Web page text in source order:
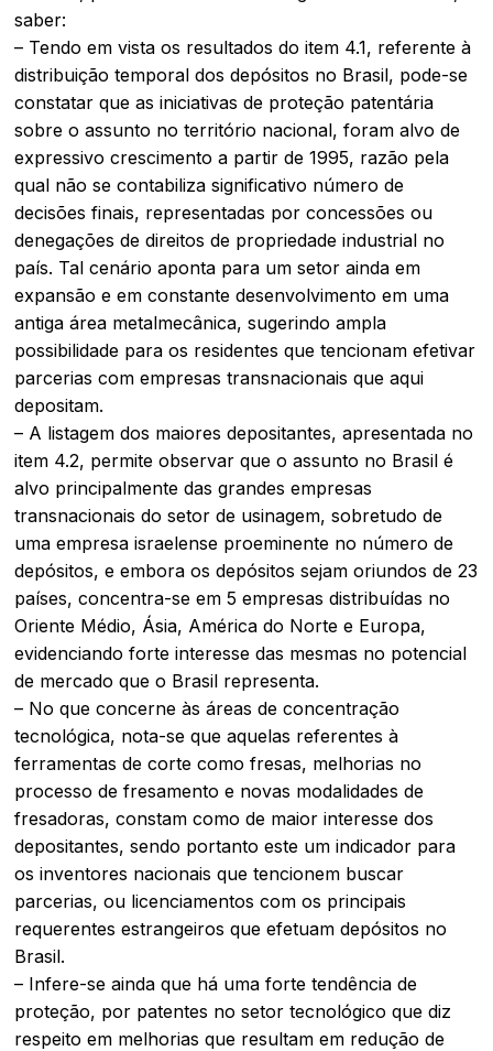
saber:
– Tendo em vista os resultados do item 4.1, referente à
distribuição temporal dos depósitos no Brasil, pode-se
constatar que as iniciativas de proteção patentária
sobre o assunto no território nacional, foram alvo de
expressivo crescimento a partir de 1995, razão pela
qual não se contabiliza significativo número de
decisões finais, representadas por concessões ou
denegações de direitos de propriedade industrial no
país. Tal cenário aponta para um setor ainda em
expansão e em constante desenvolvimento em uma
antiga área metalmecânica, sugerindo ampla
possibilidade para os residentes que tencionam efetivar
parcerias com empresas transnacionais que aqui
depositam.
– A listagem dos maiores depositantes, apresentada no
item 4.2, permite observar que o assunto no Brasil é
alvo principalmente das grandes empresas
transnacionais do setor de usinagem, sobretudo de
uma empresa israelense proeminente no número de
depósitos, e embora os depósitos sejam oriundos de 23
países, concentra-se em 5 empresas distribuídas no
Oriente Médio, Ásia, América do Norte e Europa,
evidenciando forte interesse das mesmas no potencial
de mercado que o Brasil representa.
– No que concerne às áreas de concentração
tecnológica, nota-se que aquelas referentes à
ferramentas de corte como fresas, melhorias no
processo de fresamento e novas modalidades de
fresadoras, constam como de maior interesse dos
depositantes, sendo portanto este um indicador para
os inventores nacionais que tencionem buscar
parcerias, ou licenciamentos com os principais
requerentes estrangeiros que efetuam depósitos no
Brasil.
– Infere-se ainda que há uma forte tendência de
proteção, por patentes no setor tecnológico que diz
respeito em melhorias que resultam em redução de